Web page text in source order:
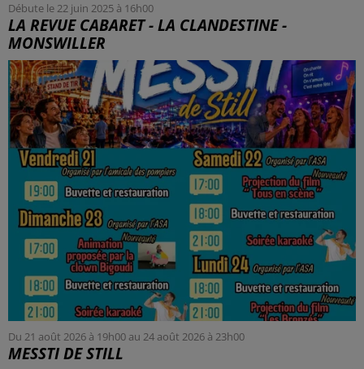
Débute le 22 juin 2025 à 16h00
LA REVUE CABARET - LA CLANDESTINE -
MONSWILLER
Du 21 août 2026 à 19h00 au 24 août 2026 à 23h00
MESSTI DE STILL